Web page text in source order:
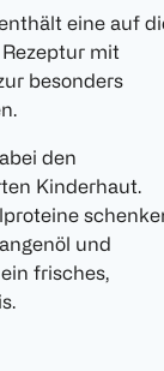
eine auf
mit
besonders
den
Kinderhaut.
und
frisches,